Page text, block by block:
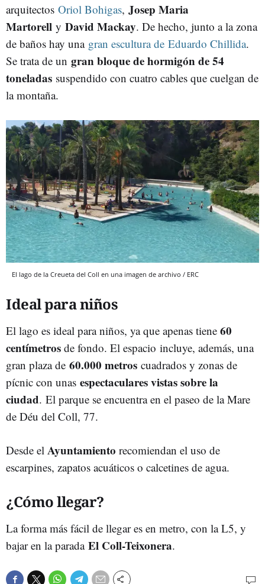
arquitectos Oriol Bohigas, Josep Maria
Martorell y David Mackay. De hecho, junto a la zona
de baños hay una gran escultura de Eduardo Chillida.
Se trata de un gran bloque de hormigón de 54
toneladas suspendido con cuatro cables que cuelgan de
la montaña.
El lago de la Creueta del Coll en una imagen de archivo / ERC
Ideal para niños
El lago es ideal para niños, ya que apenas tiene 60
centímetros de fondo. El espacio incluye, además, una
gran plaza de 60.000 metros cuadrados y zonas de
pícnic con unas espectaculares vistas sobre la
ciudad. El parque se encuentra en el paseo de la Mare
de Déu del Coll, 77.
Desde el Ayuntamiento recomiendan el uso de
escarpines, zapatos acuáticos o calcetines de agua.
¿Cómo llegar?
La forma más fácil de llegar es en metro, con la L5, y
bajar en la parada El Coll-Teixonera.